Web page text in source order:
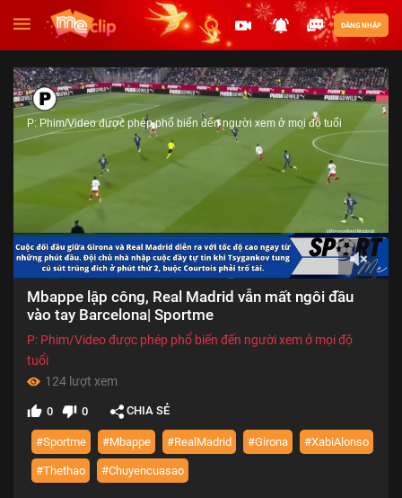
ĐĂNG NHẬP
01:17
P: Phim/Video được phép phổ biến đến người xem ở mọi độ tuổi
Mbappe lập công, Real Madrid vẫn mất ngôi đầu
vào tay Barcelona| Sportme
P: Phim/Video được phép phổ biến đến người xem ở mọi độ
tuổi
124 lượt xem
0 0 CHIA SẺ
#Sportme #Mbappe #RealMadrid #Girona #XabiAlonso
#Thethao #Chuyencuasao